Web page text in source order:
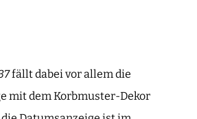
fällt dabei vor allem die
mit dem Korbmuster-Dekor